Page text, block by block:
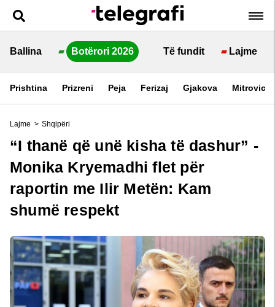
Ballina Botërori 2026 Të fundit Lajme
Prishtina Prizreni Peja Ferizaj Gjakova Mitrovica
Lajme > Shqipëri
“I thanë që unë kisha të dashur” -
Monika Kryemadhi flet për
raportin me Ilir Metën: Kam
shumë respekt